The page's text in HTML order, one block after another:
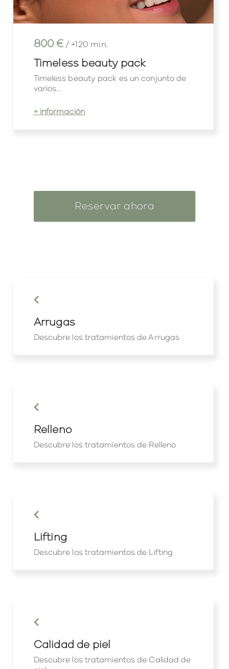
800 € / +120 min.
Timeless beauty pack
Timeless beauty pack es un conjunto de
varios...
+ información
Reservar ahora
keyboard_arrow_left
Arrugas
Descubre los tratamientos de Arrugas
keyboard_arrow_left
Relleno
Descubre los tratamientos de Relleno
keyboard_arrow_left
Lifting
Descubre los tratamientos de Lifting
keyboard_arrow_left
Calidad de piel
Descubre los tratamientos de Calidad de